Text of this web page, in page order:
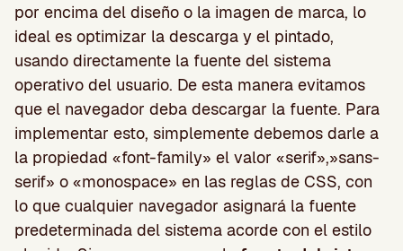
por encima del diseño o la imagen de marca, lo
ideal es optimizar la descarga y el pintado,
usando directamente la fuente del sistema
operativo del usuario. De esta manera evitamos
que el navegador deba descargar la fuente. Para
implementar esto, simplemente debemos darle a
la propiedad «font-family» el valor «serif»,»sans-
serif» o «monospace» en las reglas de CSS, con
lo que cualquier navegador asignará la fuente
predeterminada del sistema acorde con el estilo